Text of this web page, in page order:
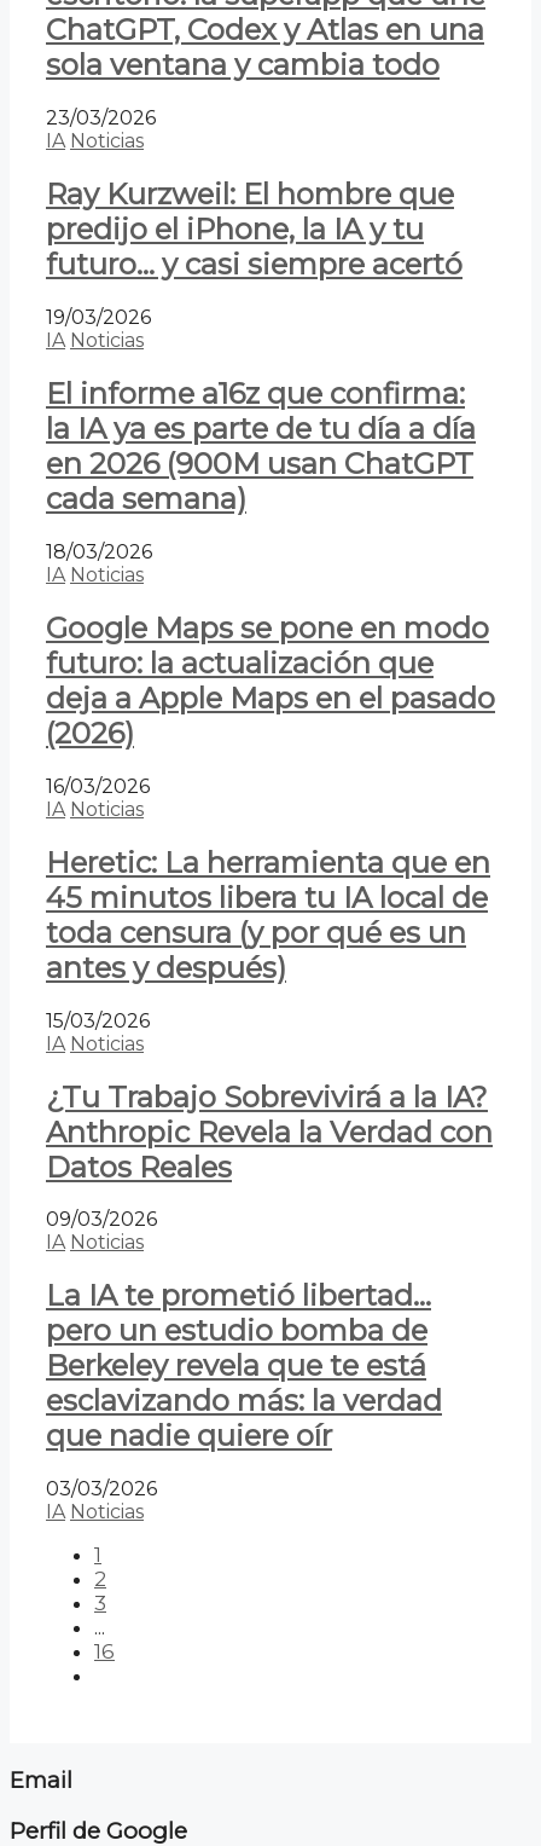
ChatGPT, Codex y Atlas en una
sola ventana y cambia todo
23/03/2026
IA Noticias
Ray Kurzweil: El hombre que
predijo el iPhone, la IA y tu
futuro… y casi siempre acertó
19/03/2026
IA Noticias
El informe a16z que confirma:
la IA ya es parte de tu día a día
en 2026 (900M usan ChatGPT
cada semana)
18/03/2026
IA Noticias
Google Maps se pone en modo
futuro: la actualización que
deja a Apple Maps en el pasado
(2026)
16/03/2026
IA Noticias
Heretic: La herramienta que en
45 minutos libera tu IA local de
toda censura (y por qué es un
antes y después)
15/03/2026
IA Noticias
¿Tu Trabajo Sobrevivirá a la IA?
Anthropic Revela la Verdad con
Datos Reales
09/03/2026
IA Noticias
La IA te prometió libertad…
pero un estudio bomba de
Berkeley revela que te está
esclavizando más: la verdad
que nadie quiere oír
03/03/2026
IA Noticias
1
2
3
...
16
Email
Perfil de Google